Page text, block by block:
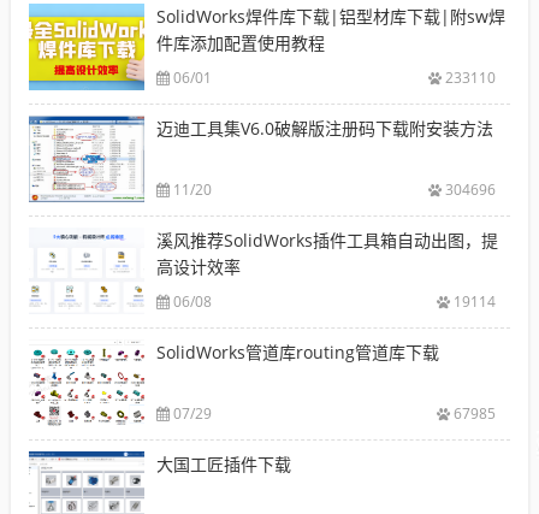
SolidWorks焊件库下载|铝型材库下载|附sw焊
件库添加配置使用教程
06/01 233110
迈迪工具集V6.0破解版注册码下载附安装方法
11/20 304696
溪风推荐SolidWorks插件工具箱自动出图，提
高设计效率
06/08 19114
SolidWorks管道库routing管道库下载
07/29 67985
大国工匠插件下载